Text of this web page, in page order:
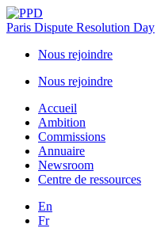
Paris Dispute Resolution Day
Nous rejoindre
Nous rejoindre
Accueil
Ambition
Commissions
Annuaire
Newsroom
Centre de ressources
En
Fr